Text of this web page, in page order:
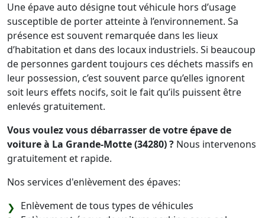
Une épave auto désigne tout véhicule hors d’usage
susceptible de porter atteinte à l’environnement. Sa
présence est souvent remarquée dans les lieux
d’habitation et dans des locaux industriels. Si beaucoup
de personnes gardent toujours ces déchets massifs en
leur possession, c’est souvent parce qu’elles ignorent
soit leurs effets nocifs, soit le fait qu’ils puissent être
enlevés gratuitement.
Vous voulez vous débarrasser de votre épave de
voiture à La Grande-Motte (34280) ? Nous intervenons
gratuitement et rapide.
Nos services d'enlèvement des épaves:
Enlèvement de tous types de véhicules